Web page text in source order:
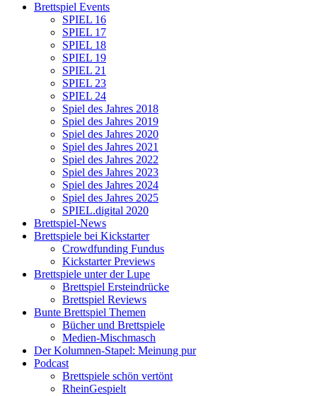
Brettspiel Events
SPIEL 16
SPIEL 17
SPIEL 18
SPIEL 19
SPIEL 21
SPIEL 23
SPIEL 24
Spiel des Jahres 2018
Spiel des Jahres 2019
Spiel des Jahres 2020
Spiel des Jahres 2021
Spiel des Jahres 2022
Spiel des Jahres 2023
Spiel des Jahres 2024
Spiel des Jahres 2025
SPIEL.digital 2020
Brettspiel-News
Brettspiele bei Kickstarter
Crowdfunding Fundus
Kickstarter Previews
Brettspiele unter der Lupe
Brettspiel Ersteindrücke
Brettspiel Reviews
Bunte Brettspiel Themen
Bücher und Brettspiele
Medien-Mischmasch
Der Kolumnen-Stapel: Meinung pur
Podcast
Brettspiele schön vertönt
RheinGespielt